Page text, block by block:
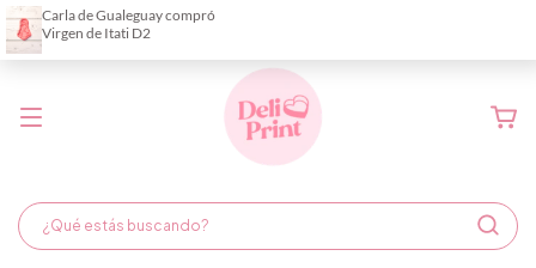
Demora de fabricación hasta 6 días hábiles